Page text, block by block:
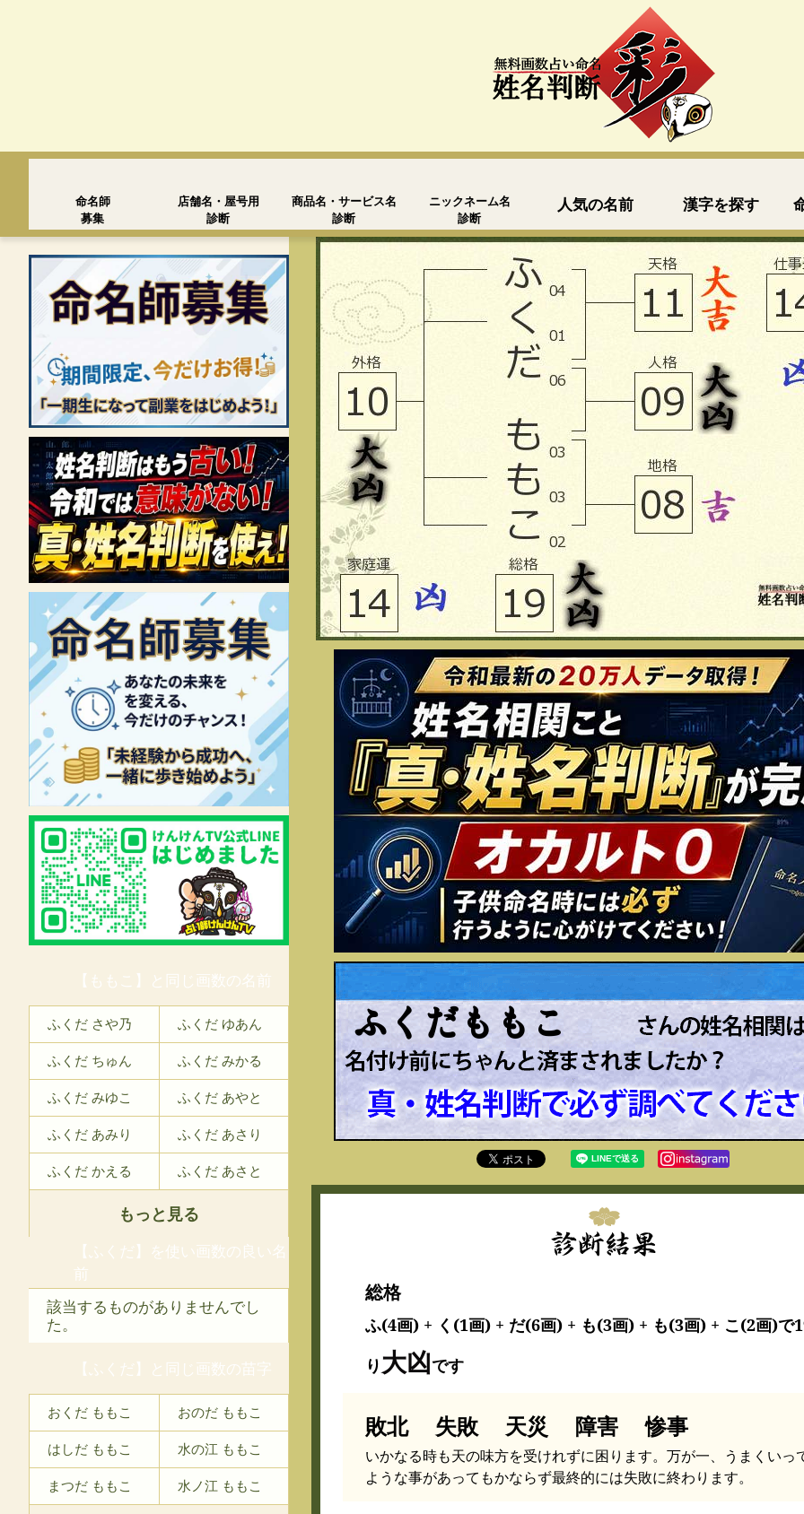
命名師
募集
店舗名・屋号用
診断
商品名・サービス名
診断
ニックネーム名
診断
人気の名前 漢字を探す
【ももこ】と同じ画数の名前
ふくだ さや乃 ふくだ ゆあん
ふくだ ちゅん ふくだ みかる
ふくだ みゆこ ふくだ あやと
ふくだ あみり ふくだ あさり
ふくだ かえる ふくだ あさと
もっと見る
【ふくだ】を使い画数の良い名
前
該当するものがありませんでし
た。
【ふくだ】と同じ画数の苗字
おくだ ももこ おのだ ももこ
はしだ ももこ 水の江 ももこ
まつだ ももこ 水ノ江 ももこ
ふくだももこ
総格
ふ(4画) + く(1画) + だ(6画) + も(3画) + も(3画) + こ(2画)で
り 大凶です
敗北 失敗 天災 障害 惨事
いかなる時も天の味方を受けれずに困ります。万が一、うまくいっ
ような事があってもかならず最終的には失敗に終わります。